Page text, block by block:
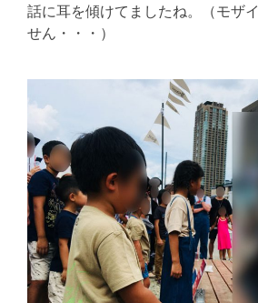
話に耳を傾けてましたね。（モザ
せん・・・）